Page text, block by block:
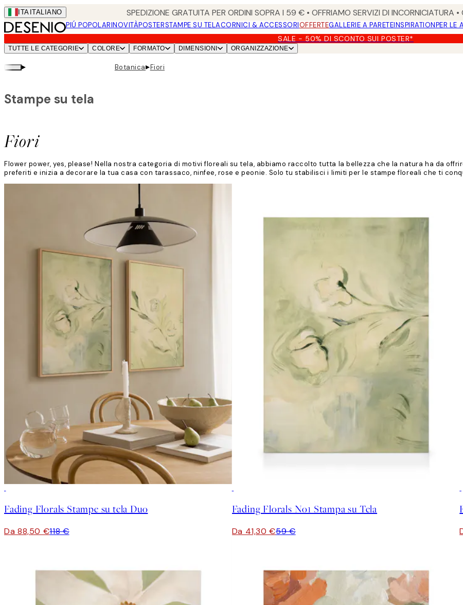
Skip
to
main
content.
ITA ITALIANO SPEDIZIONE GRATUITA PER ORDINI SOPRA I 59 € • OFFRIAMO SERVIZI DI INCORNICIATURA
PIÚ POPOLARINOVITÀPOSTERSTAMPE SU TELACORNICI & ACCESSORIOFFERTEGALLERIE A PARETEINSPIRATIONPER LE
SALE - 50% DI SCONTO SUI POSTER*
TUTTE LE CATEGORIE COLORE FORMATO DIMENSIONI ORGANIZZAZIONE
▸ Botanica▸Fiori
Fiori
Stampe su tela
Flower power, yes, please! Nella nostra categoria di motivi floreali su tela, abbiamo raccolto tutta la bellezza che la natura ha da
preferiti e inizia a decorare la tua casa con tarassaco, ninfee, rose e peonie. Solo tu stabilisci i limiti per le stampe floreali che ti
Fading Florals Stampe su tela Duo
Da 88,50 €118 €
Fading Florals No1 Stampa su Tela
Da 41,30 €59 €